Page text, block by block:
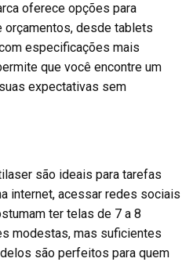
oferece opções para
desde tablets
especificações mais
que você encontre um
expectativas sem
são ideais para tarefas
internet, acessar redes sociais
ter telas de 7 a 8
modestas, mas suficientes
são perfeitos para quem